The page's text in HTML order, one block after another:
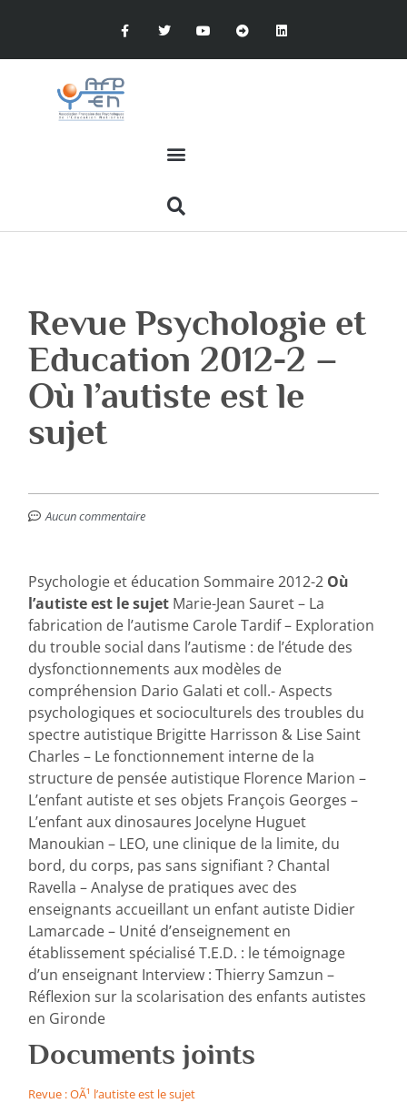
Revue Psychologie et
Education 2012-2 –
Où l’autiste est le
sujet
Aucun commentaire
Psychologie et éducation Sommaire 2012-2 Où
l’autiste est le sujet Marie-Jean Sauret – La
fabrication de l’autisme Carole Tardif – Exploration
du trouble social dans l’autisme : de l’étude des
dysfonctionnements aux modèles de
compréhension Dario Galati et coll.- Aspects
psychologiques et socioculturels des troubles du
spectre autistique Brigitte Harrisson & Lise Saint
Charles – Le fonctionnement interne de la
structure de pensée autistique Florence Marion –
L’enfant autiste et ses objets François Georges –
L’enfant aux dinosaures Jocelyne Huguet
Manoukian – LEO, une clinique de la limite, du
bord, du corps, pas sans signifiant ? Chantal
Ravella – Analyse de pratiques avec des
enseignants accueillant un enfant autiste Didier
Lamarcade – Unité d’enseignement en
établissement spécialisé T.E.D. : le témoignage
d’un enseignant Interview : Thierry Samzun –
Réflexion sur la scolarisation des enfants autistes
en Gironde
Documents joints
Revue : OÃ¹ l’autiste est le sujet